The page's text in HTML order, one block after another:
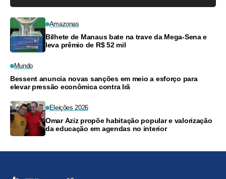
Amazonas
Bilhete de Manaus bate na trave da Mega-Sena e
leva prêmio de R$ 52 mil
Mundo
Bessent anuncia novas sanções em meio a esforço para
elevar pressão econômica contra Irã
Eleições 2026
Omar Aziz propõe habitação popular e valorização
da educação em agendas no interior